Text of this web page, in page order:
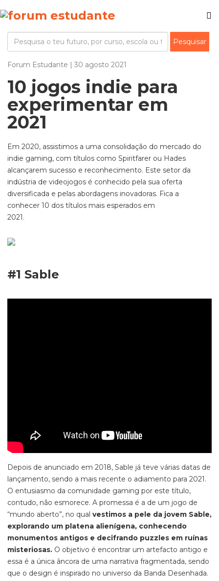
Forum Estudante | 30 agosto 2021
10 jogos indie para
experimentar em
2021
Em 2020, assistimos a uma consolidação do mercado do
indie gaming, com títulos como Spiritfarer ou Hades
alcançarem sucesso e reconhecimento. Este setor da
indústria de videojogos é conhecido pela sua oferta
diversificada e pelas abordagens inovadoras. Fica a
conhecer 10 dos títulos mais esperados em
2021.
#1 Sable
Depois de anunciado em 2018, Sable já teve várias datas de
lançamento, sendo a mais recente o adiamento para 2021.
O entusiasmo da comunidade gaming por este título,
contudo, não esmorece. A promessa é a de um jogo de
“mundo aberto”, no qual vestimos a pele da jovem Sable,
explorando um platena alienígena, conhecendo
monumentos antigos e decifrando puzzles em ruínas
misteriosas. O objetivo é encontrar um artefacto antigo e
essa é a única âncora de uma narrativa fragmentada, sendo
que o design é inspirado no universo da Banda Desenhada.